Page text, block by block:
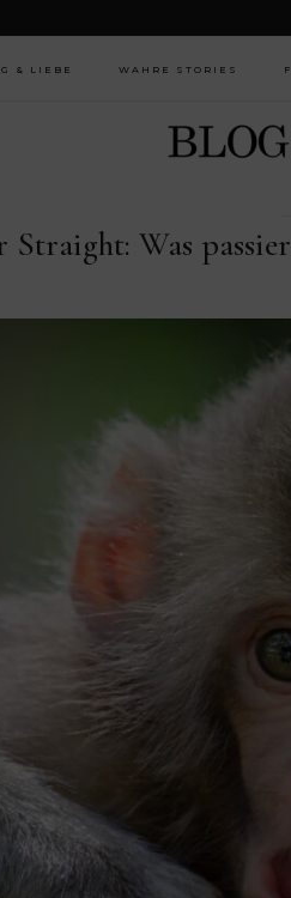
& LIEBE WAHRE STORIES
Straight: Was